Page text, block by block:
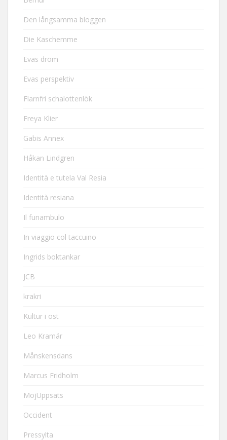
Den långsamma bloggen
Die Kaschemme
Evas dröm
Evas perspektiv
Flarnfri schalottenlök
Freya Klier
Gabis Annex
Håkan Lindgren
Identità e tutela Val Resia
Identità resiana
Il funambulo
In viaggio col taccuino
Ingrids boktankar
JCB
krakri
Kultur i öst
Leo Kramár
Månskensdans
Marcus Fridholm
MojUppsats
Occident
Pressylta